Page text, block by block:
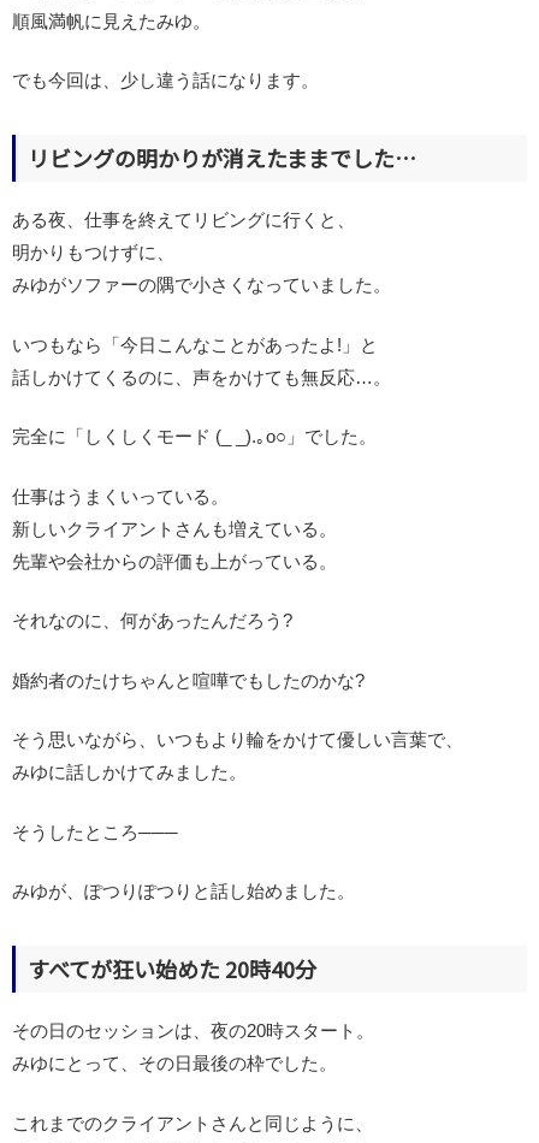
順風満帆に見えたみゆ。
でも今回は、少し違う話になります。
リビングの明かりが消えたままでした…
ある夜、仕事を終えてリビングに行くと、
明かりもつけずに、
みゆがソファーの隅で小さくなっていました。
いつもなら「今日こんなことがあったよ!」と
話しかけてくるのに、声をかけても無反応…。
完全に「しくしくモード (_ _).｡o○」でした。
仕事はうまくいっている。
新しいクライアントさんも増えている。
先輩や会社からの評価も上がっている。
それなのに、何があったんだろう?
婚約者のたけちゃんと喧嘩でもしたのかな?
そう思いながら、いつもより輪をかけて優しい言葉で、
みゆに話しかけてみました。
そうしたところ───
みゆが、ぽつりぽつりと話し始めました。
すべてが狂い始めた 20時40分
その日のセッションは、夜の20時スタート。
みゆにとって、その日最後の枠でした。
これまでのクライアントさんと同じように、